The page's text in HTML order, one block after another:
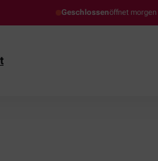
Geschlossenöffnet